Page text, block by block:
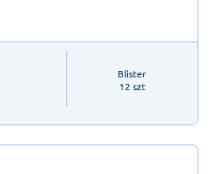
Blister
12 szt